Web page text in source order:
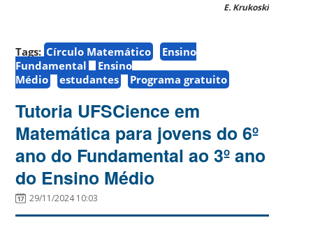
E. Krukoski
Tags: Círculo Matemático
Ensino
Fundamental
Ensino
Médio
estudantes Programa gratuito
Tutoria UFSCience em
Matemática para jovens do 6º
ano do Fundamental ao 3º ano
do Ensino Médio
29/11/2024 10:03